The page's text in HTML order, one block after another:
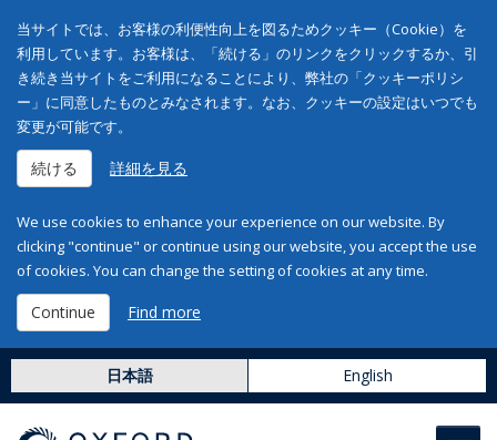
当サイトでは、お客様の利便性向上を図るためクッキー（Cookie）を
利用しています。お客様は、「続ける」のリンクをクリックするか、引
き続き当サイトをご利用になることにより、弊社の「クッキーポリシ
ー」に同意したものとみなされます。なお、クッキーの設定はいつでも
変更が可能です。
続ける 詳細を見る
We use cookies to enhance your experience on our website. By
clicking "continue" or continue using our website, you accept the use
of cookies. You can change the setting of cookies at any time.
Continue Find more
日本語 English